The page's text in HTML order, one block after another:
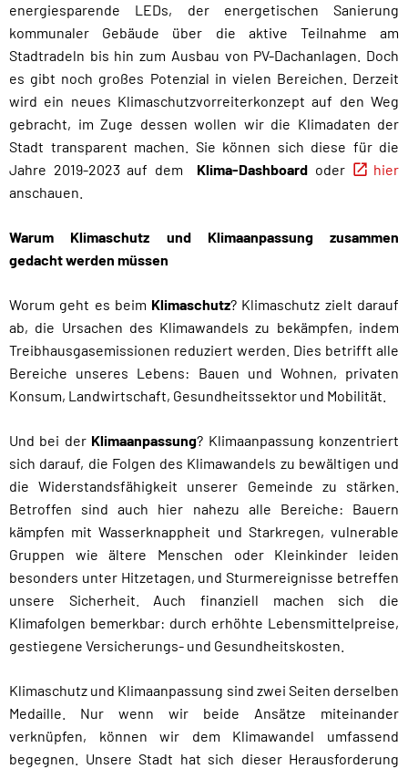
energiesparende LEDs, der energetischen Sanierung
kommunaler Gebäude über die aktive Teilnahme am
Stadtradeln bis hin zum Ausbau von PV-Dachanlagen. Doch
es gibt noch großes Potenzial in vielen Bereichen. Derzeit
wird ein neues Klimaschutzvorreiterkonzept auf den Weg
gebracht, im Zuge dessen wollen wir die Klimadaten der
Stadt transparent machen. Sie können sich diese für die
Jahre 2019-2023 auf dem Klima-Dashboard oder
hier
anschauen.
Warum Klimaschutz und Klimaanpassung zusammen
gedacht werden müssen
Worum geht es beim Klimaschutz? Klimaschutz zielt darauf
ab, die Ursachen des Klimawandels zu bekämpfen, indem
Treibhausgasemissionen reduziert werden. Dies betrifft alle
Bereiche unseres Lebens: Bauen und Wohnen, privaten
Konsum, Landwirtschaft, Gesundheitssektor und Mobilität.
Und bei der Klimaanpassung? Klimaanpassung konzentriert
sich darauf, die Folgen des Klimawandels zu bewältigen und
die Widerstandsfähigkeit unserer Gemeinde zu stärken.
Betroffen sind auch hier nahezu alle Bereiche: Bauern
kämpfen mit Wasserknappheit und Starkregen, vulnerable
Gruppen wie ältere Menschen oder Kleinkinder leiden
besonders unter Hitzetagen, und Sturmereignisse betreffen
unsere Sicherheit. Auch finanziell machen sich die
Klimafolgen bemerkbar: durch erhöhte Lebensmittelpreise,
gestiegene Versicherungs- und Gesundheitskosten.
Klimaschutz und Klimaanpassung sind zwei Seiten derselben
Medaille. Nur wenn wir beide Ansätze miteinander
verknüpfen, können wir dem Klimawandel umfassend
begegnen. Unsere Stadt hat sich dieser Herausforderung